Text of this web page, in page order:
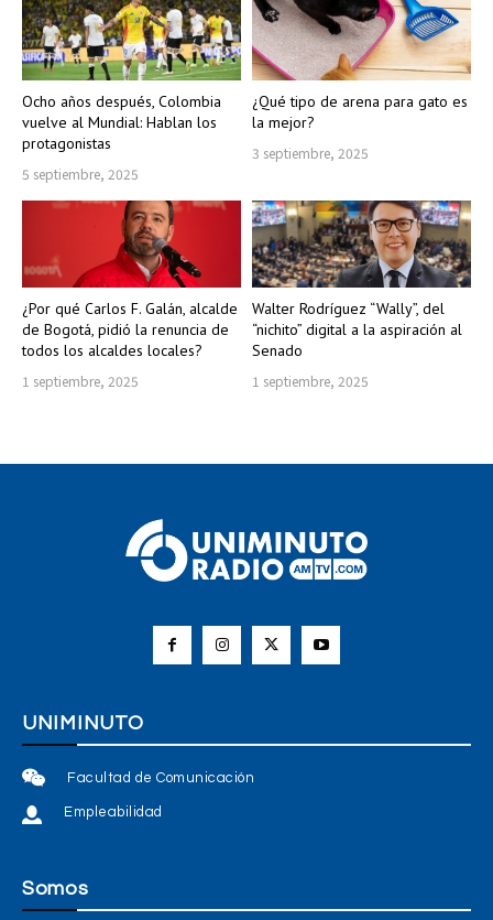
Ocho años después, Colombia
vuelve al Mundial: Hablan los
protagonistas
5 septiembre, 2025
¿Qué tipo de arena para gato es
la mejor?
3 septiembre, 2025
¿Por qué Carlos F. Galán, alcalde
de Bogotá, pidió la renuncia de
todos los alcaldes locales?
1 septiembre, 2025
Walter Rodríguez “Wally”, del
“nichito” digital a la aspiración al
Senado
1 septiembre, 2025
UNIMINUTO
Facultad de Comunicación
Empleabilidad
Somos